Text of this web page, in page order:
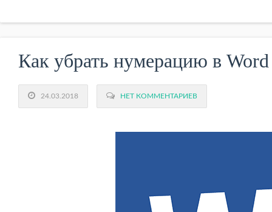
Как убрать нумерацию в
24.03.2018 НЕТ КОММЕНТАРИЕВ